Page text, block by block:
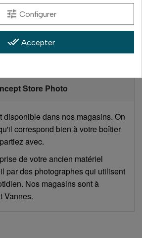
Store Photo
disponible dans nos magasins. On
correspond bien à votre boîtier
avec.
de votre ancien matériel
par des photographes qui utilisent
Nos magasins sont à
Vannes.
tune Configurer
done_all Accepter